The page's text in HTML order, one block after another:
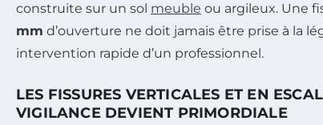
construite sur un sol meuble ou argileux. Une
mm d’ouverture ne doit jamais être prise à la
intervention rapide d’un professionnel.
LES FISSURES VERTICALES ET EN
VIGILANCE DEVIENT PRIMORDIALE